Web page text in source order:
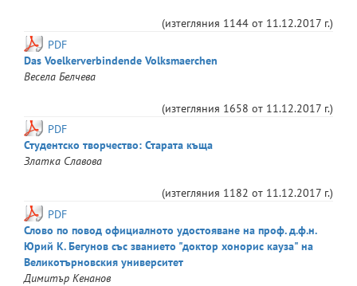
(изтегляния 1144 от 11.12.2017 г.)
PDF
Das Voelkerverbindende Volksmaerchen
Весела Белчева
(изтегляния 1658 от 11.12.2017 г.)
PDF
Студентско творчество: Старата къща
Златка Славова
(изтегляния 1182 от 11.12.2017 г.)
PDF
Слово по повод официалното удостояване на проф. д.ф.н.
Юрий К. Бегунов със званието "доктор хонорис кауза" на
Великотърновския университет
Димитър Кенанов